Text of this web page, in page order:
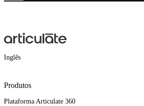
Inglês
Produtos
Plataforma Articulate 360